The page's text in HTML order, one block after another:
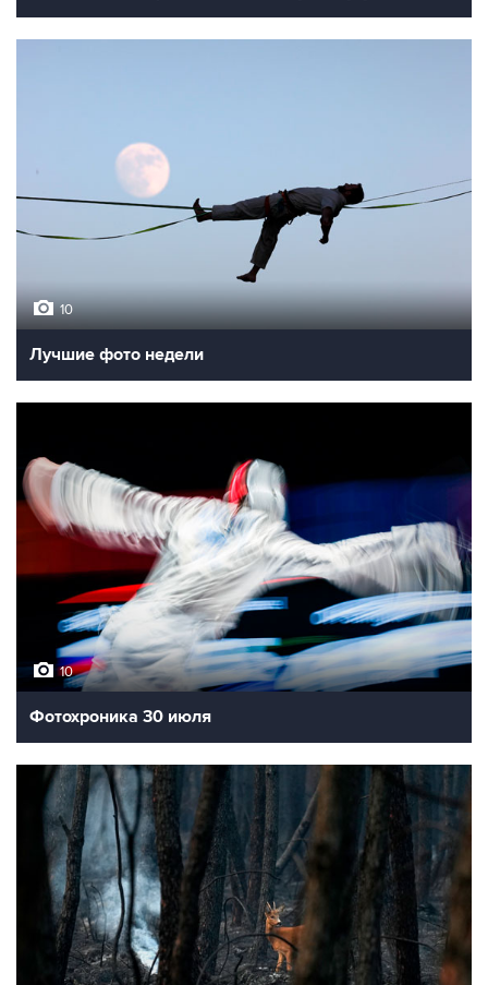
10
Лучшие фото недели
10
Фотохроника 30 июля